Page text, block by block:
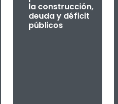
la construcción,
deuda y déficit
públicos